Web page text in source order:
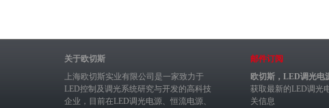
关于欧切斯
上海欧切斯实业有限公司是一家致力于
LED控制及调光系统研究与开发的高科技
企业，目前在LED调光电源、恒流电源、
邮件订阅
欧切斯，LED调光电
获取最新的LED调光
关信息